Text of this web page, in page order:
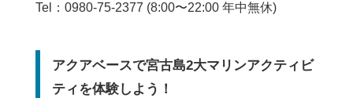
Tel：0980-75-2377 (8:00〜22:00 年中無休)
アクアベースで宮古島2大マリンアクティビ
ティを体験しよう！